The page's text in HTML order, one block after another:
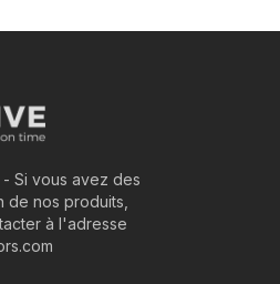
- Si vous avez des
de nos produits,
à l'adresse